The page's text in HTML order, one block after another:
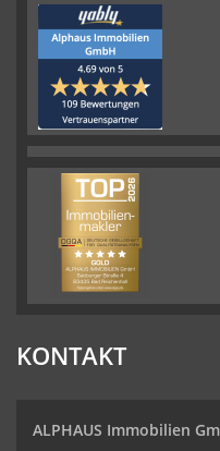
KONTAKT
ALPHAUS Immobilien